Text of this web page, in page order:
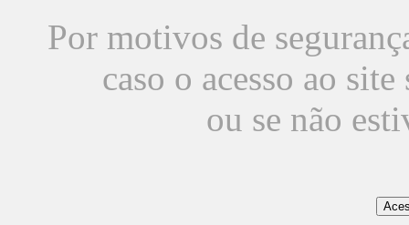
Por motivos de
caso o acesso ao
ou se não